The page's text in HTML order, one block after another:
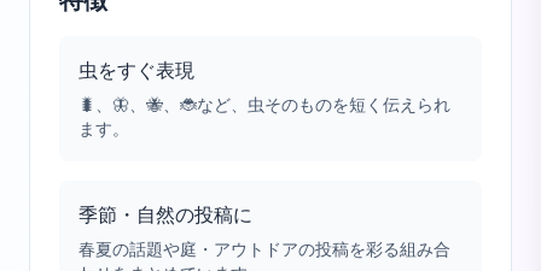
虫をすぐ表現
🐛、🦋、🐝、🐞など、虫そのものを短く伝えられ
ます。
季節・自然の投稿に
春夏の話題や庭・アウトドアの投稿を彩る組み合